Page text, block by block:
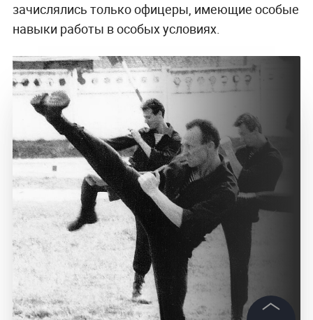
зачислялись только офицеры, имеющие особые
навыки работы в особых условиях.